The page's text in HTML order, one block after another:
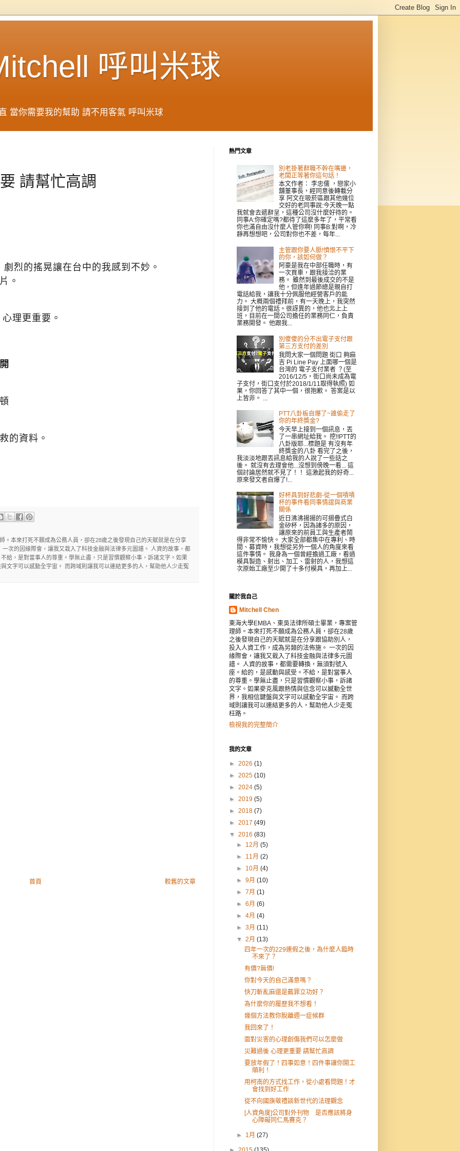
呼叫米球
當你需要我的幫助 請不用客氣 呼叫米球
請幫忙高調
烈的搖晃讓在台中的我感到不妙。
。
理更重要。
的資料。
。本來打死不願成為公務人員，卻在28歲之後發現自己的天賦就是在分享
次的因緣際會，讓我又栽入了科技金融與法律多元圖譜。 人資的故事，都
給，是對當事人的尊重。學無止盡，只是習慣觀察小事，訴諸文字。如果
文字可以感動全宇宙。 而跨域則讓我可以連結更多的人，幫助他人少走冤
較舊的文章
首頁
熱門文章
別老掛著辭職不幹在嘴邊，
老闆正等著你這句話！
本文作者： 李忠儒 ，戀家小
舖董事長，經同意後轉載分
享 阿文在吸菸區跟其他幾位
交好的老同事說:今天晚一點
我就會去遞辭呈，這種公司沒什麼好待的。
同事A:你確定嗎?都待了這麼多年了，平常看
你也滿自由沒什麼人管你啊! 同事B:對啊，冷
靜再想想吧，公司對你也不差，每年...
主管跟你要人脈!憤恨不平下
的你，該如何做？
阿豪是我在中部任職時，有
一次買車，跟我接洽的業
務。 雖然到最後成交的不是
他，但逢年過節總是親自打
電話給我，讓我十分佩服他經營客戶的能
力。 大概兩個禮拜前，有一天晚上，我突然
接到了他的電話。很訝異的，他也北上上
班，目前在一間公司擔任的業務同仁，負責
業務開發。 他跟我...
別傻傻的分不出電子支付跟
第三方支付的差別
我問大家一個問題 街口 夠麻
吉 Pi Line Pay 上面哪一個是
台灣的 電子支付業者 ？(至
2016/12/5，街口尚未成為電
子支付，街口支付於2018/1/11取得執照) 如
果，你回答了其中一個，很抱歉。 答案是以
上皆非。 ...
PTT八卦板自爆了~誰偷走了
你的年終獎金?
今天早上接到一個訊息，丟
了一串網址給我。 挖!!PTT的
八卦版耶...標題是 有沒有年
終獎金的八卦 看完了之後，
我淡淡地跟丟訊息給我的人說了一些話之
後。 就沒有去理會他...沒想到傍晚一看... 這
個討論居然就不見了！！ 這激起我的好奇...
原來發文者自爆了!...
好杯具到好悲劇-從一個嘖嘖
杯的事件看同事情誼與商業
關係
近日沸沸揚揚的可摺疊式白
金矽杯，因為諸多的原因，
讓原來的前員工與生產者鬧
得非常不愉快。 大家全部都集中在專利、時
間、募資時，我想從另外一個人的角度來看
這件事情。 我身為一個曾經擔過工廠，看過
模具製造、射出、加工、雷射的人，我想這
次原始工廠至少開了十多付模具，再加上...
關於我自己
Mitchell Chen
東海大學EMBA、東吳法律所碩士畢業，專案管
理師。本來打死不願成為公務人員，卻在28歲
之後發現自己的天賦就是在分享跟協助別人，
投入人資工作，成為另類的法佈施。 一次的因
緣際會，讓我又栽入了科技金融與法律多元圖
譜。 人資的故事，都需要轉換，無須對號入
座。給的，是感動與感受。不給，是對當事人
的尊重。學無止盡，只是習慣觀察小事，訴諸
文字。如果麥克風跟熱情與信念可以撼動全世
界，我相信鍵盤與文字可以感動全宇宙。 而跨
域則讓我可以連結更多的人，幫助他人少走冤
枉路。
檢視我的完整簡介
我的文章
► 2026 (1)
► 2025 (10)
► 2024 (5)
► 2019 (5)
► 2018 (7)
► 2017 (49)
▼ 2016 (83)
► 12月(5)
► 11月(2)
► 10月(4)
►9月(10)
►7月(1)
►6月(6)
►4月(4)
►3月(11)
▼2月(13)
四年一次的229連假之後，為什麼人臨時
不來了？
有價?無價!
你對今天的自己滿意嗎？
快刀斬亂麻還是戴罪立功好？
為什麼你的履歷我不想看！
幾個方法教你脫離週一症候群
我回來了！
面對災害的心理創傷我們可以怎麼做
災難過後 心理更重要 請幫忙高調
要放年假了！四事如意！四件事讓你開工
順利！
用柯南的方式找工作，從小處看問題！才
會找到好工作
從不向國旗敬禮談新世代的法理觀念
[人資角度]公司對外刊物 是否應該將身
心障礙同仁馬賽克？
► 1月(27)